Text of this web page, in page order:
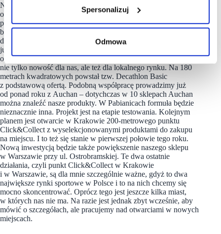
Spersonalizuj
Odmowa
Najważniejszym momentem dla Decathlonu w Polsce będzie
otwarcie fabryki rowerów w Brześciu Kujawskim w pierwszej
połowie tego roku. Fabrykę wybudował nasz partner
biznesowy RTE i będzie ona produkowała rowery wyłącznie
dla Decathlonu. Ponad milion rowerów rocznie. Oprócz tego
już niedługo w Pabianicach, w jednym z punktów handlowych,
otworzymy Przestrzeń Decathlon – sklep w sklepie. To będzie
nie tylko nowość dla nas, ale też dla lokalnego rynku. Na 180
metrach kwadratowych powstał tzw. Decathlon Basic
z podstawową ofertą. Podobną współpracę prowadzimy już
od ponad roku z Auchan – dotychczas w 10 sklepach Auchan
można znaleźć nasze produkty. W Pabianicach formuła będzie
nieznacznie inna. Projekt jest na etapie testowania. Kolejnym
planem jest otwarcie w Krakowie 200-metrowego punktu
Click&Collect z wyselekcjonowanymi produktami do zakupu
na miejscu. I to też się stanie w pierwszej połowie tego roku.
Nową inwestycją będzie także powiększenie naszego sklepu
w Warszawie przy ul. Ostrobramskiej. Te dwa ostatnie
działania, czyli punkt Click&Collect w Krakowie
i w Warszawie, są dla mnie szczególnie ważne, gdyż to dwa
największe rynki sportowe w Polsce i to na nich chcemy się
mocno skoncentrować. Oprócz tego jest jeszcze kilka miast,
w których nas nie ma. Na razie jest jednak zbyt wcześnie, aby
mówić o szczegółach, ale pracujemy nad otwarciami w nowych
miejscach.